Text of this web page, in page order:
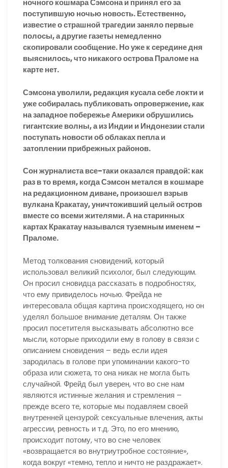
ночного кошмара Сэмсона и принял его за
поступившую ночью новость. Естественно,
известие о страшной трагедии заняло первые
полосы, а другие газеты немедленно
скопировали сообщение. Но уже к середине дня
выяснилось, что никакого острова Праломе на
карте нет.
Сэмсона уволили, редакция кусала себе локти и
уже собиралась публиковать опровержение, как
на западное побережье Америки обрушились
гигантские волны, а из Индии и Индонезии стали
поступать новости об облаках пепла и
затоплении прибрежных районов.
Сон журналиста все-таки оказался правдой: как
раз в то время, когда Сэмсон метался в кошмаре
на редакционном диване, произошел взрыв
вулкана Кракатау, уничтоживший целый остров
вместе со всеми жителями. А на старинных
картах Кракатау назывался туземным именем –
Праломе.
Метод толкования сновидений, который
использовал великий психолог, был следующим.
Он просил сновидца рассказать в подробностях,
что ему привиделось ночью. Фрейда не
интересовала общая картина происходящего, но он
уделял большое внимание деталям. Он также
просил посетителя высказывать абсолютно все
мысли, которые приходили ему в голову в связи с
описанием сновидения – ведь если идея
зародилась в голове при упоминании какого-то
образа или сюжета, то она никак не могла быть
случайной. Фрейд был уверен, что во сне нам
являются истинные желания и стремления –
прежде всего те, которые мы подавляем своей
внутренней цензурой: сексуальные влечения, акты
агрессии, ревность и т.д. Это, по его мнению,
происходит потому, что во сне человек
«возвращается во внутриутробное состояние»,
когда вокруг «темно, тепло и ничто не раздражает».